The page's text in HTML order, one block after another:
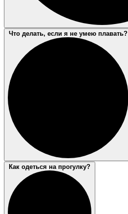
Что делать, если я не умею плавать?
Как одеться на прогулку?